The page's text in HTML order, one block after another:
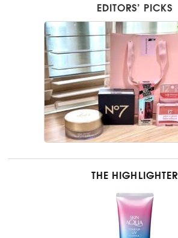
EDITORS’ PICKS
THE HIGHLIGHTER